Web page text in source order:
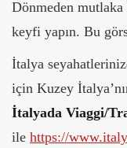
Dönmeden
keyfi yapın. Bu
İtalya
için Kuzey
İtalyada Viaggi/
ile https://